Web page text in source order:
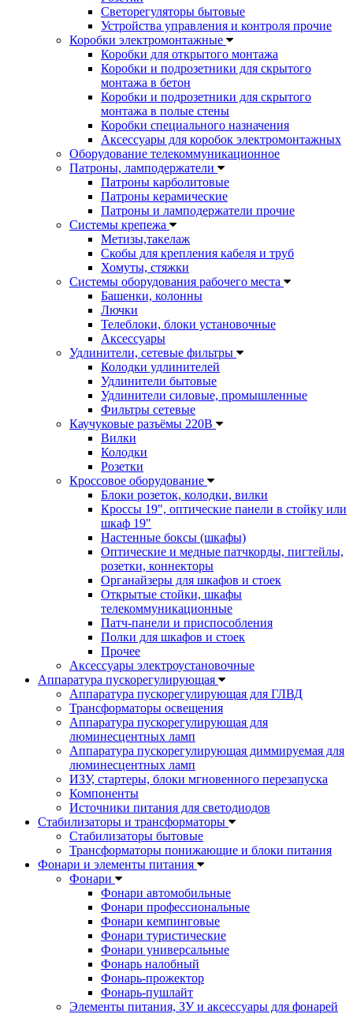
Светорегуляторы бытовые
Устройства управления и контроля прочие
Коробки электромонтажные
Коробки для открытого монтажа
Коробки и подрозетники для скрытого
монтажа в бетон
Коробки и подрозетники для скрытого
монтажа в полые стены
Коробки специального назначения
Аксессуары для коробок электромонтажных
Оборудование телекоммуникационное
Патроны, ламподержатели
Патроны карболитовые
Патроны керамические
Патроны и ламподержатели прочие
Системы крепежа
Метизы,такелаж
Скобы для крепления кабеля и труб
Хомуты, стяжки
Системы оборудования рабочего места
Башенки, колонны
Лючки
Телеблоки, блоки установочные
Аксессуары
Удлинители, сетевые фильтры
Колодки удлинителей
Удлинители бытовые
Удлинители силовые, промышленные
Фильтры сетевые
Каучуковые разъёмы 220В
Вилки
Колодки
Розетки
Кроссовое оборудование
Блоки розеток, колодки, вилки
Кроссы 19", оптические панели в стойку или
шкаф 19"
Настенные боксы (шкафы)
Оптические и медные патчкорды, пигтейлы,
розетки, коннекторы
Органайзеры для шкафов и стоек
Открытые стойки, шкафы
телекоммуникационные
Патч-панели и приспособления
Полки для шкафов и стоек
Прочее
Аксессуары электроустановочные
Аппаратура пускорегулирующая
Аппаратура пускорегулирующая для ГЛВД
Трансформаторы освещения
Аппаратура пускорегулирующая для
люминесцентных ламп
Аппаратура пускорегулирующая диммируемая для
люминесцентных ламп
ИЗУ, стартеры, блоки мгновенного перезапуска
Компоненты
Источники питания для светодиодов
Стабилизаторы и трансформаторы
Стабилизаторы бытовые
Трансформаторы понижающие и блоки питания
Фонари и элементы питания
Фонари
Фонари автомобильные
Фонари профессиональные
Фонари кемпинговые
Фонари туристические
Фонари универсальные
Фонарь налобный
Фонарь-прожектор
Фонарь-пушлайт
Элементы питания, ЗУ и аксессуары для фонарей